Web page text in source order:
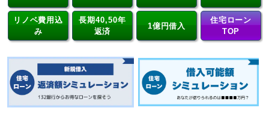
リノベ費用込
み
長期40,50年
返済
1億円借入
住宅ローン
TOP